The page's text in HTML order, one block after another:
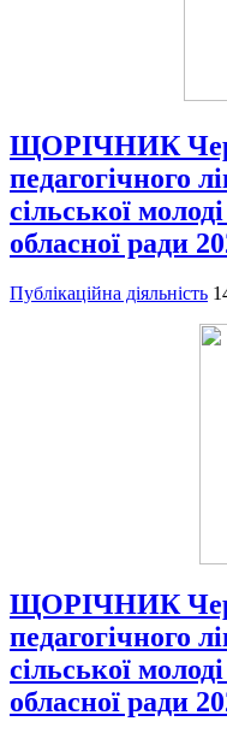
ЩОРІЧНИК
педагогічного
сільської
обласної ради
Публікаційна діяльність
ЩОРІЧНИК
педагогічного
сільської
обласної ради